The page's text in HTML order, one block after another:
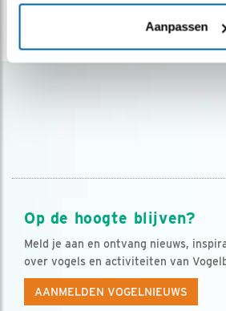
Aanpassen
Arjan Dwarshuis
Op de hoogte blijven?
Meld je aan en ontvang nieuws,
over vogels en activiteiten van
AANMELDEN VOGELNIEUWS